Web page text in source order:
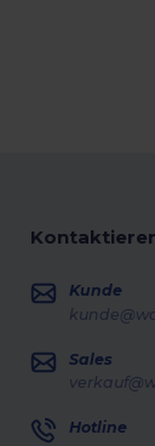
Kunde
Sales
Hotline